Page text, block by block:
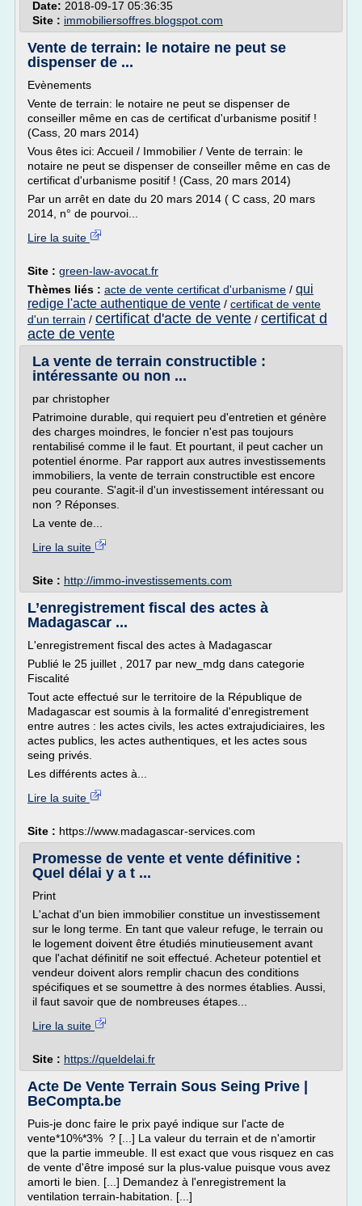
Date: 2018-09-17 05:36:35
Site : immobiliersoffres.blogspot.com
Vente de terrain: le notaire ne peut se
dispenser de ...
Evènements
Vente de terrain: le notaire ne peut se dispenser de
conseiller même en cas de certificat d'urbanisme positif !
(Cass, 20 mars 2014)
Vous êtes ici: Accueil / Immobilier / Vente de terrain: le
notaire ne peut se dispenser de conseiller même en cas de
certificat d'urbanisme positif ! (Cass, 20 mars 2014)
Par un arrêt en date du 20 mars 2014 ( C cass, 20 mars
2014, n° de pourvoi...
Lire la suite
Site : green-law-avocat.fr
Thèmes liés : acte de vente certificat d'urbanisme / qui
redige l'acte authentique de vente / certificat de vente
d'un terrain / certificat d'acte de vente / certificat d
acte de vente
La vente de terrain constructible :
intéressante ou non ...
par christopher
Patrimoine durable, qui requiert peu d'entretien et génère
des charges moindres, le foncier n'est pas toujours
rentabilisé comme il le faut. Et pourtant, il peut cacher un
potentiel énorme. Par rapport aux autres investissements
immobiliers, la vente de terrain constructible est encore
peu courante. S'agit-il d'un investissement intéressant ou
non ? Réponses.
La vente de...
Lire la suite
Site : http://immo-investissements.com
L’enregistrement fiscal des actes à
Madagascar ...
L'enregistrement fiscal des actes à Madagascar
Publié le 25 juillet , 2017 par new_mdg dans categorie
Fiscalité
Tout acte effectué sur le territoire de la République de
Madagascar est soumis à la formalité d'enregistrement
entre autres : les actes civils, les actes extrajudiciaires, les
actes publics, les actes authentiques, et les actes sous
seing privés.
Les différents actes à...
Lire la suite
Site : https://www.madagascar-services.com
Promesse de vente et vente définitive :
Quel délai y a t ...
Print
L'achat d'un bien immobilier constitue un investissement
sur le long terme. En tant que valeur refuge, le terrain ou
le logement doivent être étudiés minutieusement avant
que l'achat définitif ne soit effectué. Acheteur potentiel et
vendeur doivent alors remplir chacun des conditions
spécifiques et se soumettre à des normes établies. Aussi,
il faut savoir que de nombreuses étapes...
Lire la suite
Site : https://queldelai.fr
Acte De Vente Terrain Sous Seing Prive |
BeCompta.be
Puis-je donc faire le prix payé indique sur l'acte de
vente*10%*3% ? [...] La valeur du terrain et de n'amortir
que la partie immeuble. Il est exact que vous risquez en cas
de vente d'être imposé sur la plus-value puisque vous avez
amorti le bien. [...] Demandez à l'enregistrement la
ventilation terrain-habitation. [...]